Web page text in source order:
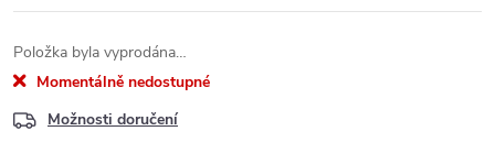
Položka byla vyprodána…
Momentálně nedostupné
Možnosti doručení